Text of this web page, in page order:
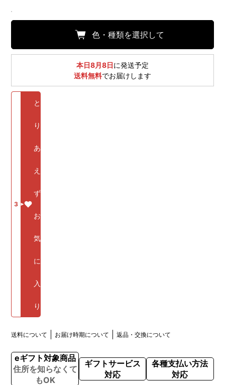
色・種類を選択して
本日8月8日に発送予定
送料無料でお届けします
3
と
り
あ
え
ず
お
気
に
入
り
送料について お届け時期について 返品・交換について
eギフト対象商品
住所を知らなくて
もOK
ギフトサービス
対応
各種支払い方法
対応